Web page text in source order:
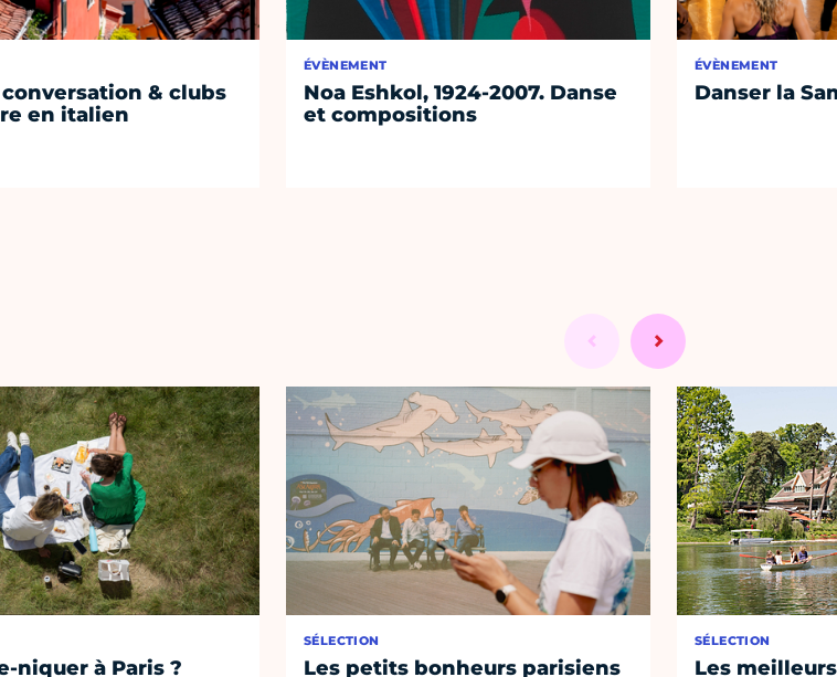
& clubs
en italien
ÉVÈNEMENT
Noa Eshkol, 1924-2007. Danse
et compositions
ÉVÈNEMENT
Danser la
niquer à Paris ?
SÉLECTION
Les petits bonheurs parisiens
SÉLECTION
Les